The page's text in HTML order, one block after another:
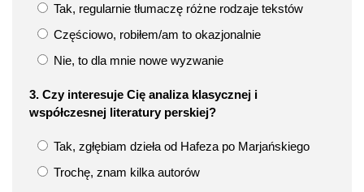
Tak, regularnie tłumaczę różne rodzaje tekstów
Częściowo, robiłem/am to okazjonalnie
Nie, to dla mnie nowe wyzwanie
3. Czy interesuje Cię analiza klasycznej i
współczesnej literatury perskiej?
Tak, zgłębiam dzieła od Hafeza po Marjańskiego
Trochę, znam kilka autorów